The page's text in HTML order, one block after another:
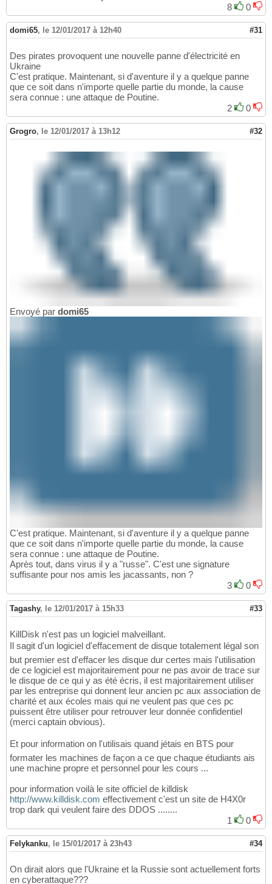
8
0
domi65, le 12/01/2017 à 12h40 #31
Des pirates provoquent une nouvelle panne d'électricité en
Ukraine
C'est pratique. Maintenant, si d'aventure il y a quelque panne
que ce soit dans n'importe quelle partie du monde, la cause
sera connue : une attaque de Poutine.
2
0
Grogro, le 12/01/2017 à 13h12 #32
Envoyé par domi65
C'est pratique. Maintenant, si d'aventure il y a quelque panne
que ce soit dans n'importe quelle partie du monde, la cause
sera connue : une attaque de Poutine.
Après tout, dans virus il y a "russe". C'est une signature
suffisante pour nos amis les jacassants, non ?
3
0
Tagashy, le 12/01/2017 à 15h33 #33
KillDisk n'est pas un logiciel malveillant.
Il sagit d'un logiciel d'effacement de disque totalement légal son
but premier est d'effacer les disque dur certes mais l'utilisation
de ce logiciel est majoritairement pour ne pas avoir de trace sur
le disque de ce qui y as été écris, il est majoritairement utiliser
par les entreprise qui donnent leur ancien pc aux association de
charité et aux écoles mais qui ne veulent pas que ces pc
puissent être utiliser pour retrouver leur donnée confidentiel
(merci captain obvious).
Et pour information on l'utilisais quand jétais en BTS pour
formater les machines de façon a ce que chaque étudiants ais
une machine propre et personnel pour les cours ...
pour information voilà le site officiel de killdisk
http://www.killdisk.com effectivement c'est un site de H4X0r
trop dark qui veulent faire des DDOS ........
1
0
Felykanku, le 15/01/2017 à 23h43 #34
On dirait alors que l'Ukraine et la Russie sont actuellement forts
en cyberattaque???